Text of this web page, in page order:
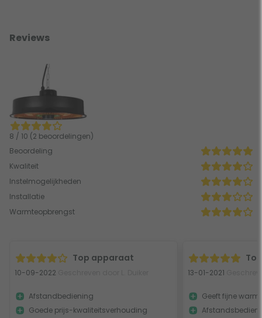
Reviews
8 / 10 (2 beoordelingen)
Beoordeling
Kwaliteit
Instelmogelijkheden
Installatie
Warmteopbrengst
Top apparaat
10-09-2022
Afstandbediening
Goede prijs-kwaliteitsverhouding
Top
13-01-2021
Geeft fijne